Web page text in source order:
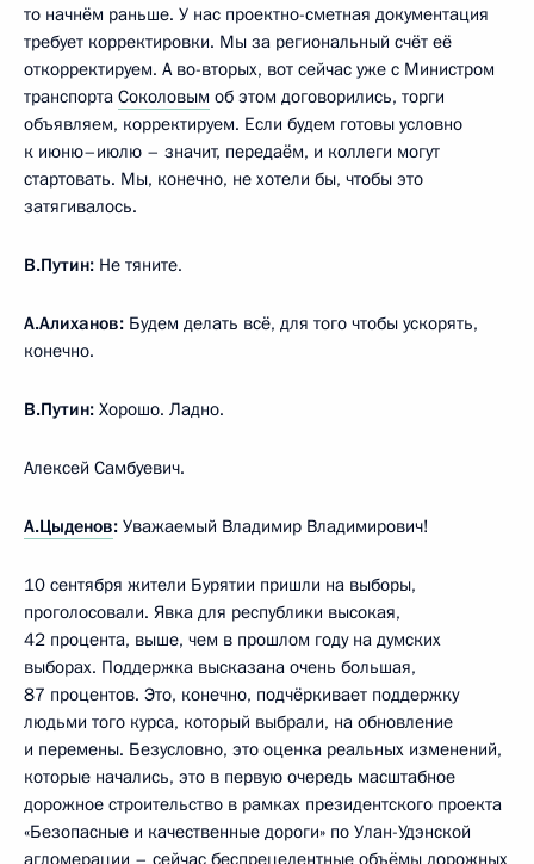
то начнём раньше. У нас проектно-сметная документация
требует корректировки. Мы за региональный счёт её
откорректируем. А во-вторых, вот сейчас уже с Министром
транспорта Соколовым об этом договорились, торги
объявляем, корректируем. Если будем готовы условно
к июню–июлю – значит, передаём, и коллеги могут
стартовать. Мы, конечно, не хотели бы, чтобы это
затягивалось.
В.Путин: Не тяните.
А.Алиханов: Будем делать всё, для того чтобы ускорять,
конечно.
В.Путин: Хорошо. Ладно.
Алексей Самбуевич.
А.Цыденов: Уважаемый Владимир Владимирович!
10 сентября жители Бурятии пришли на выборы,
проголосовали. Явка для республики высокая,
42 процента, выше, чем в прошлом году на думских
выборах. Поддержка высказана очень большая,
87 процентов. Это, конечно, подчёркивает поддержку
людьми того курса, который выбрали, на обновление
и перемены. Безусловно, это оценка реальных изменений,
которые начались, это в первую очередь масштабное
дорожное строительство в рамках президентского проекта
«Безопасные и качественные дороги» по Улан-Удэнской
агломерации – сейчас беспрецедентные объёмы дорожных